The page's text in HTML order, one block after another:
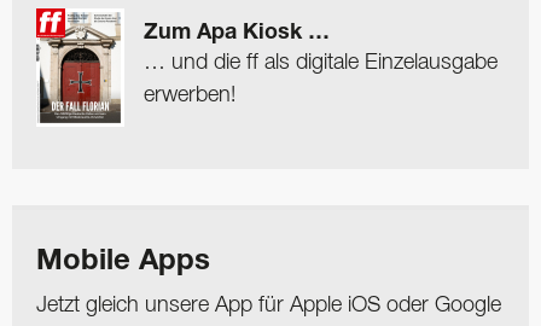
Zum Apa Kiosk …
… und die ff als digitale Einzelausgabe
erwerben!
Mobile Apps
Jetzt gleich unsere App für Apple iOS oder Google